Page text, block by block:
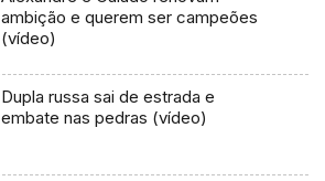
ambição e querem ser campeões
(vídeo)
Dupla russa sai de estrada e
embate nas pedras (vídeo)